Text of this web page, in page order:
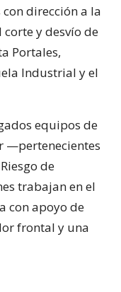
dirección a la
y desvío de
Portales,
Industrial y el
equipos de
—pertenecientes
de
trabajan en el
con apoyo de
frontal y una